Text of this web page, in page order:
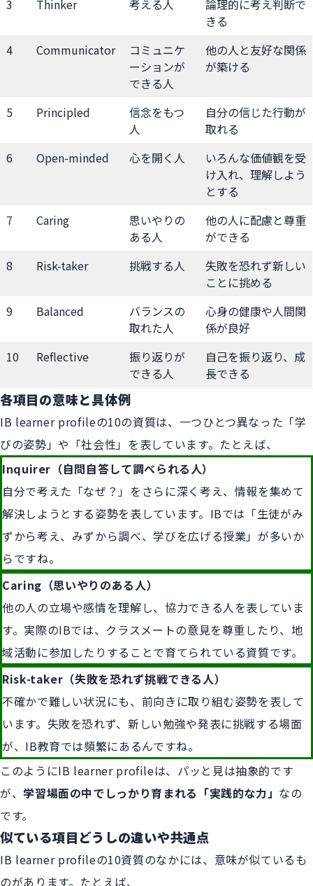
3 Thinker 考える人
論理的に考え判断で
きる
4
Communicator
コミュニケ
ーションが
できる人
他の人と友好な関係
が築ける
5 Principled
信念をもつ
人
自分の信じた行動が
取れる
6
Open-minded 心を開く人
いろんな価値観を受
け入れ、理解しよう
とする
7
Caring
思いやりの
ある人
他の人に配慮と尊重
ができる
8
Risk-taker 挑戦する人
失敗を恐れず新しい
ことに挑める
9
Balanced
バランスの
取れた人
心身の健康や人間関
係が良好
10
Reflective
振り返りが
できる人
自己を振り返り、成
長できる
各項目の意味と具体例
IB learner profileの10の資質は、一つひとつ異なった「学
びの姿勢」や「社会性」を表しています。たとえば、
Inquirer（自問自答して調べられる人）
自分で考えた「なぜ？」をさらに深く考え、情報を集めて
解決しようとする姿勢を表しています。IBでは「生徒がみ
ずから考え、みずから調べ、学びを広げる授業」が多いか
らですね。
Caring（思いやりのある人）
他の人の立場や感情を理解し、協力できる人を表していま
す。実際のIBでは、クラスメートの意見を尊重したり、地
域活動に参加したりすることで育てられている資質です。
Risk-taker（失敗を恐れず挑戦できる人）
不確かで難しい状況にも、前向きに取り組む姿勢を表して
います。失敗を恐れず、新しい勉強や発表に挑戦する場面
が、IB教育では頻繁にあるんですね。
このようにIB learner profileは、パッと見は抽象的です
が、学習場面の中でしっかり育まれる「実践的な力」 なの
です。
似ている項目どうしの違いや共通点
IB learner profileの10資質のなかには、意味が似ているも
のがあります。たとえば、